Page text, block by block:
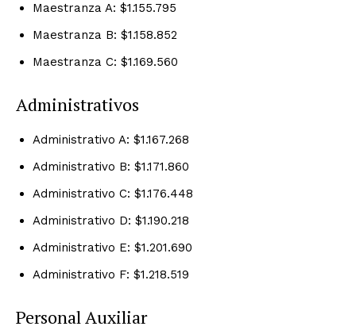
Maestranza A: $1.155.795
Maestranza B: $1.158.852
Maestranza C: $1.169.560
Administrativos
Administrativo A: $1.167.268
Administrativo B: $1.171.860
Administrativo C: $1.176.448
Administrativo D: $1.190.218
Administrativo E: $1.201.690
Administrativo F: $1.218.519
Personal Auxiliar